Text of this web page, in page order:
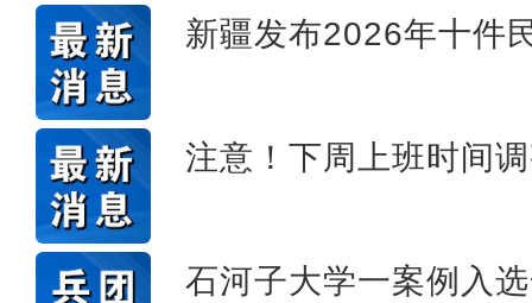
新疆发布2026年十件
注意！下周上班时间
石河子大学一案例入